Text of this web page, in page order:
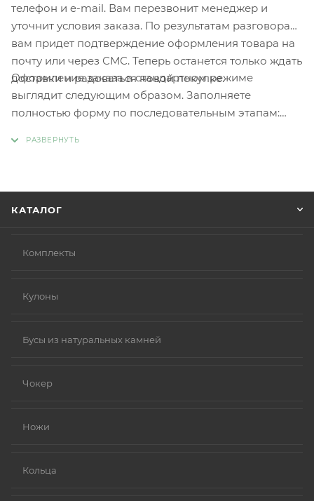
телефон и e-mail. Вам перезвонит менеджер и
уточнит условия заказа. По результатам разговора
вам придет подтверждение оформления товара на
почту или через СМС. Теперь останется только ждать
доставки и радоваться новой покупке.
Оформление заказа в стандартном режиме
выглядит следующим образом. Заполняете
полностью форму по последовательным этапам:
КАТАЛОГ
Комплекты
Кулоны
Бусы из натуральных камней
Чокер
Ножи
Кольца